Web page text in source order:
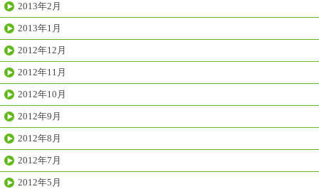
2013年2月
2013年1月
2012年12月
2012年11月
2012年10月
2012年9月
2012年8月
2012年7月
2012年5月